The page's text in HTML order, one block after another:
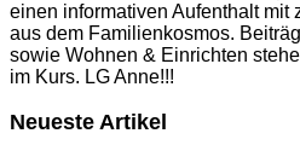
einen informativen Aufenthalt mit
aus dem Familienkosmos.
sowie Wohnen & Einrichten
im Kurs. LG Anne!!!
Neueste Artikel